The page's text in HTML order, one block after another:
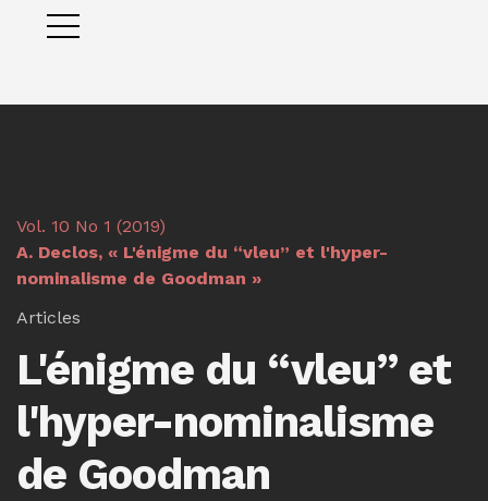
Vol. 10 No 1 (2019)
A. Declos, « L'énigme du “vleu” et l'hyper-
nominalisme de Goodman »
Articles
L'énigme du “vleu” et
l'hyper-nominalisme
de Goodman